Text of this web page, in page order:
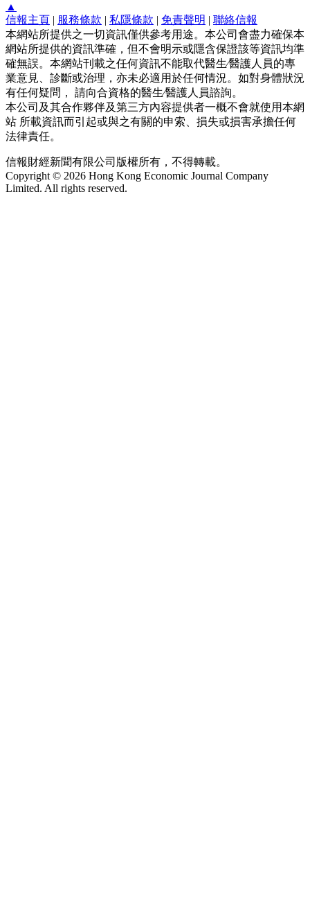
▲
信報主頁 | 服務條款 | 私隱條款 | 免責聲明 | 聯絡信報
本網站所提供之一切資訊僅供參考用途。本公司會盡力確保本
網站所提供的資訊準確，但不會明示或隱含保證該等資訊均準
確無誤。本網站刊載之任何資訊不能取代醫生∕醫護人員的專
業意見、診斷或治理，亦未必適用於任何情況。如對身體狀況
有任何疑問， 請向合資格的醫生∕醫護人員諮詢。
本公司及其合作夥伴及第三方內容提供者一概不會就使用本網
站 所載資訊而引起或與之有關的申索、損失或損害承擔任何
法律責任。
信報財經新聞有限公司版權所有，不得轉載。
Copyright © 2026 Hong Kong Economic Journal Company
Limited. All rights reserved.